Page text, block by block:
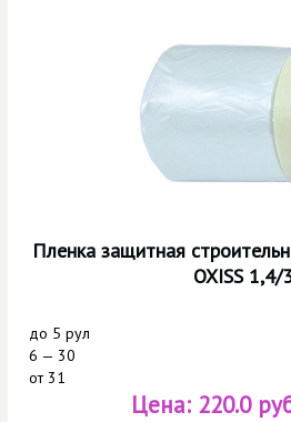
Пленка защитная
OXISS 1,4/
до 5 рул
6 — 30
от31
Цена: 220.0